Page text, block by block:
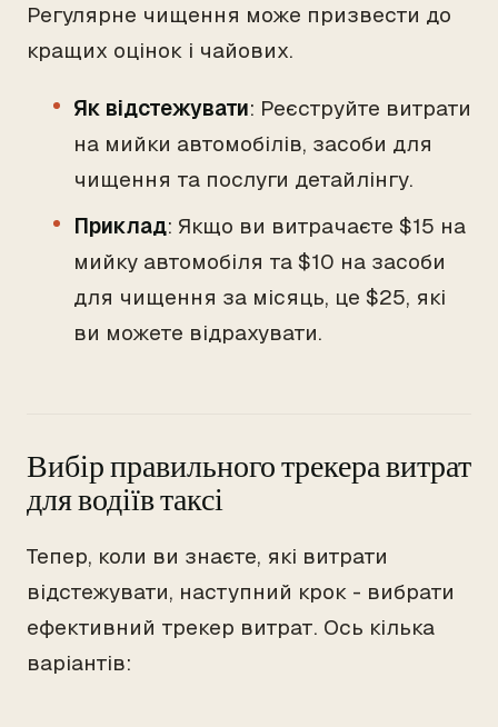
Регулярне чищення може призвести до
кращих оцінок і чайових.
Як відстежувати: Реєструйте витрати
на мийки автомобілів, засоби для
чищення та послуги детайлінгу.
Приклад: Якщо ви витрачаєте $15 на
мийку автомобіля та $10 на засоби
для чищення за місяць, це $25, які
ви можете відрахувати.
Вибір правильного трекера витрат
для водіїв таксі
Тепер, коли ви знаєте, які витрати
відстежувати, наступний крок - вибрати
ефективний трекер витрат. Ось кілька
варіантів: